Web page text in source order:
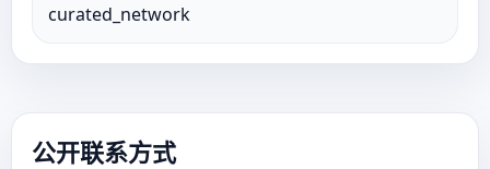
curated_network
公开联系方式